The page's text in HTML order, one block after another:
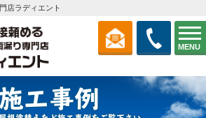
MENU
店ラディエント
工事例